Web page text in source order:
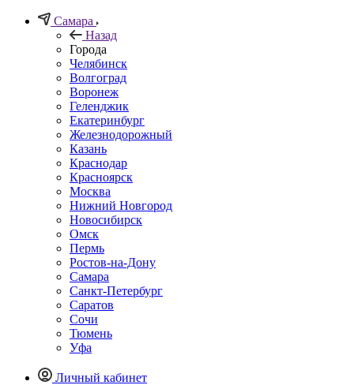
Самара
Назад
Города
Челябинск
Волгоград
Воронеж
Геленджик
Екатеринбург
Железнодорожный
Казань
Краснодар
Красноярск
Москва
Нижний Новгород
Новосибирск
Омск
Пермь
Ростов-на-Дону
Самара
Санкт-Петербург
Саратов
Сочи
Тюмень
Уфа
Личный кабинет